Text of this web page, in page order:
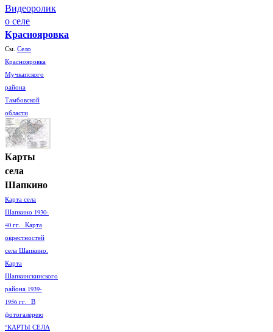
Видеоролик
о селе
Краснояровка
См. Село
Краснояровка
Мучкапского
района
Тамбовской
области
Карты
села
Шапкино
Карта села
Шапкино 1930-
40 гг. Карта
окрестностей
села Шапкино.
Карта
Шапкинскинского
района 1939-
1956 гг. В
фотогалерею
"КАРТЫ СЕЛА